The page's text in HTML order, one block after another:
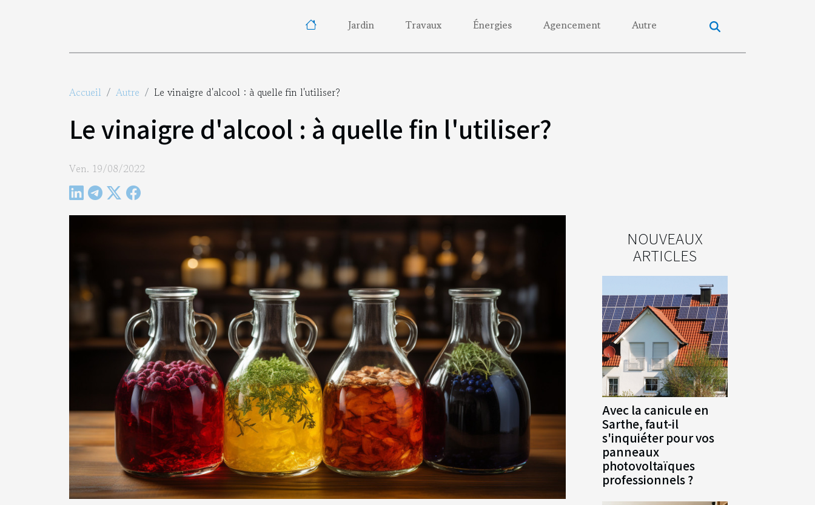
Jardin Travaux Énergies Agencement Autre
Accueil Autre Le vinaigre d'alcool : à quelle fin l'utiliser?
Le vinaigre d'alcool : à quelle fin l'utiliser?
Ven. 19/08/2022
NOUVEAUX
ARTICLES
Avec la canicule en
Sarthe, faut-il
s'inquiéter pour vos
panneaux
photovoltaïques
professionnels ?